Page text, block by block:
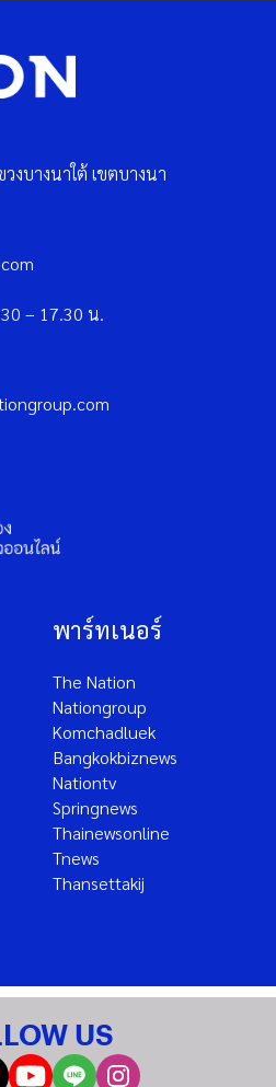
งบางนาใต้ เขตบางนา
– 17.30 น.
พาร์ทเนอร์
The Nation
Nationgroup
Komchadluek
Bangkokbiznews
Nationtv
Springnews
Thainewsonline
Tnews
Thansettakij
US